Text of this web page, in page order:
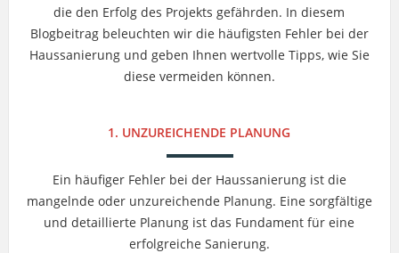
die den Erfolg des Projekts gefährden. In diesem
Blogbeitrag beleuchten wir die häufigsten Fehler bei der
Haussanierung und geben Ihnen wertvolle Tipps, wie Sie
diese vermeiden können.
1. UNZUREICHENDE PLANUNG
Ein häufiger Fehler bei der Haussanierung ist die
mangelnde oder unzureichende Planung. Eine sorgfältige
und detaillierte Planung ist das Fundament für eine
erfolgreiche Sanierung.